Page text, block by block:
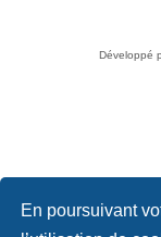
En poursuivant
Développé